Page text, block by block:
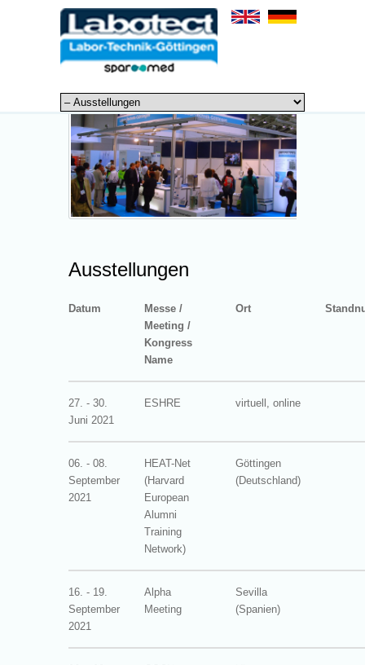
Ausstellungen
Datum
Messe /
Meeting /
Kongress
Name
Ort
27. - 30.
Juni 2021
ESHRE virtuell, online
06. - 08.
September
2021
HEAT-Net
(Harvard
European
Alumni
Training
Network)
Göttingen
(Deutschland)
16. - 19.
September
2021
Alpha
Meeting
Sevilla
(Spanien)